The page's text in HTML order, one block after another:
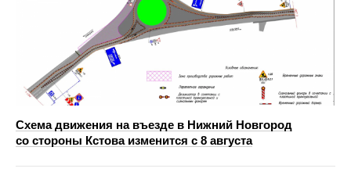
Схема движения на въезде в Нижний Новгород
со стороны Кстова изменится с 8 августа